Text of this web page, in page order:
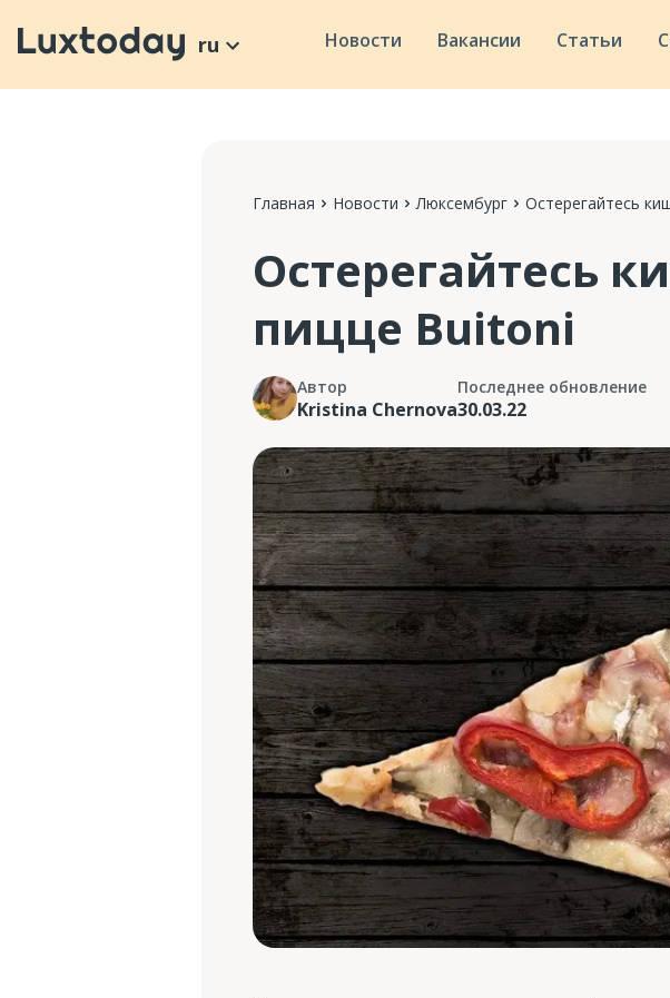
ru Новости Вакансии Статьи
Главная Новости Люксембург Остерегайтесь
Остерегайтесь
пицце Buitoni
Автор
Kristina Chernova
Последнее обновление
30.03.22